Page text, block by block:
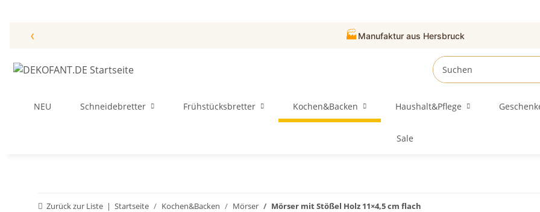
‹ 🏭 Manufaktur aus Hersbruck
NEU Schneidebretter Frühstücksbretter Kochen&Backen Haushalt&Pflege
Sale
Zurück zur Liste Startseite Kochen&Backen Mörser Mörser mit Stößel Holz 11×4,5 cm flach